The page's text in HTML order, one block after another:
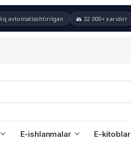
avtomatlashtirilgan 👥 32 000+ xaridor
E-ishlanmalar E-kitoblar